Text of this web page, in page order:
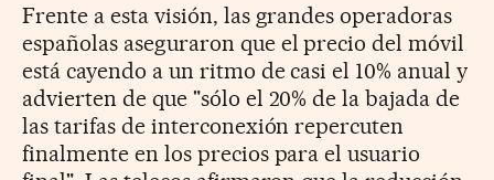
Frente a esta visión, las grandes operadoras
españolas aseguraron que el precio del móvil
está cayendo a un ritmo de casi el 10% anual y
advierten de que "sólo el 20% de la bajada de
las tarifas de interconexión repercuten
finalmente en los precios para el usuario